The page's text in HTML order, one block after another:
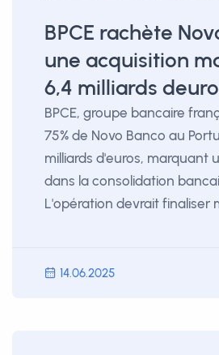
BPCE rachète
une acquisition
6,4 milliards
BPCE, groupe bancaire
75% de Novo Banco au
milliards d'euros, marquant
dans la consolidation
L'opération devrait finaliser
14.06.2025